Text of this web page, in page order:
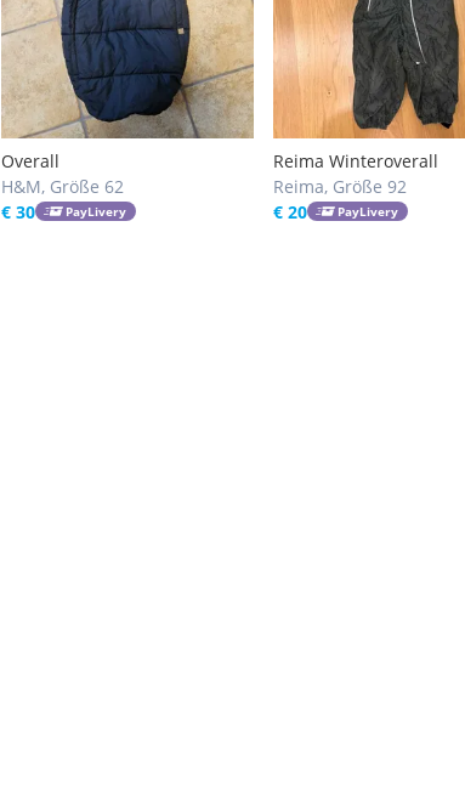
Overall
H&M, Größe 62
€ 30
PayLivery
Reima Winteroverall
Reima, Größe 92
€ 20
PayLivery